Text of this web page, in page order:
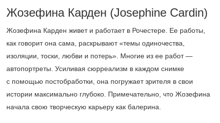
Жозефина Карден (Josephine Cardin)
Жозефина Карден живет и работает в Рочестере. Ее работы,
как говорит она сама, раскрывают «темы одиночества,
изоляции, тоски, любви и потерь». Многие из ее работ —
автопортреты. Усиливая сюрреализм в каждом снимке
с помощью постобработки, она погружает зрителя в свои
истории максимально глубоко. Примечательно, что Жозефина
начала свою творческую карьеру как балерина.